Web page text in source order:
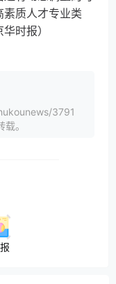
质人才专业类
时报）
3791
。